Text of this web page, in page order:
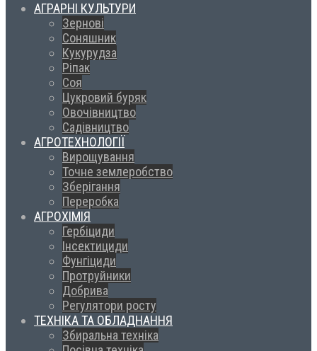
АГРАРНІ КУЛЬТУРИ
Зернові
Соняшник
Кукурудза
Ріпак
Соя
Цукровий буряк
Овочівництво
Садівництво
АГРОТЕХНОЛОГІЇ
Вирощування
Точне землеробство
Зберігання
Переробка
АГРОХІМІЯ
Гербіциди
Інсектициди
Фунгіциди
Протруйники
Добрива
Регулятори росту
ТЕХНІКА ТА ОБЛАДНАННЯ
Збиральна техніка